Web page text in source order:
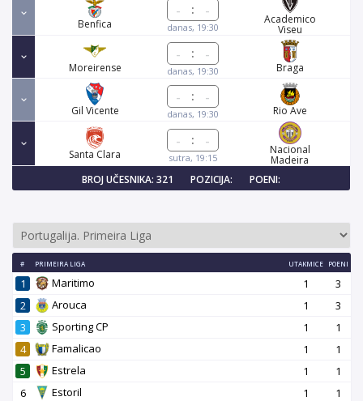
Benfica
:
danas, 19:30
Academico
Viseu
Moreirense
:
danas, 19:30 Braga
Gil Vicente
:
danas, 19:30 Rio Ave
Santa Clara
:
sutra, 19:15
Nacional
Madeira
BROJ UČESNIKA: 321
POZICIJA: POENI:
# PRIMEIRA LIGA UTAKMICE POENI
1 Maritimo 1
3
2
Arouca 1
3
3
Sporting CP 1
1
4
Famalicao 1
1
5
Estrela 1
1
6
Estoril 1
1